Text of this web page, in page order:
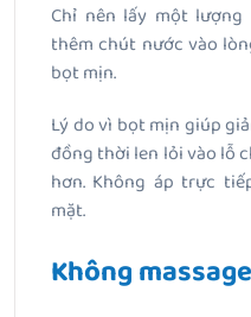
Chỉ nên lấy một
thêm chút nước vào
bọt mịn.
Lý do vì bọt mịn giúp
đồng thời len lỏi vào lỗ
hơn. Không áp trực
mặt.
Không